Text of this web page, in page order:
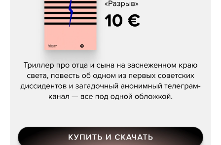
Даниил Туровский, «Разрыв»